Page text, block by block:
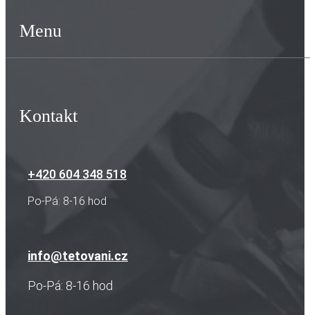
Menu
Kontakt
+420 604 348 518
Po-Pá: 8-16 hod
info@tetovani.cz
Po-Pá: 8-16 hod